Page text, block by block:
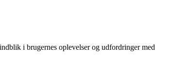
i brugernes oplevelser og udfordringer med